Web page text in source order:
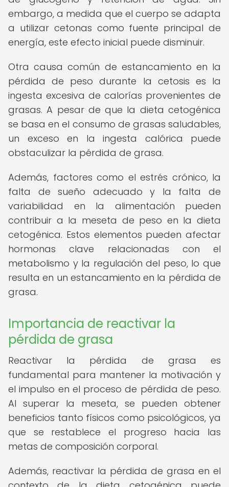
embargo, a medida que el cuerpo se adapta
a utilizar cetonas como fuente principal de
energía, este efecto inicial puede disminuir.
Otra causa común de estancamiento en la
pérdida de peso durante la cetosis es la
ingesta excesiva de calorías provenientes de
grasas. A pesar de que la dieta cetogénica
se basa en el consumo de grasas saludables,
un exceso en la ingesta calórica puede
obstaculizar la pérdida de grasa.
Además, factores como el estrés crónico, la
falta de sueño adecuado y la falta de
variabilidad en la alimentación pueden
contribuir a la meseta de peso en la dieta
cetogénica. Estos elementos pueden afectar
hormonas clave relacionadas con el
metabolismo y la regulación del peso, lo que
resulta en un estancamiento en la pérdida de
grasa.
Importancia de reactivar la
pérdida de grasa
Reactivar la pérdida de grasa es
fundamental para mantener la motivación y
el impulso en el proceso de pérdida de peso.
Al superar la meseta, se pueden obtener
beneficios tanto físicos como psicológicos, ya
que se restablece el progreso hacia las
metas de composición corporal.
Además, reactivar la pérdida de grasa en el